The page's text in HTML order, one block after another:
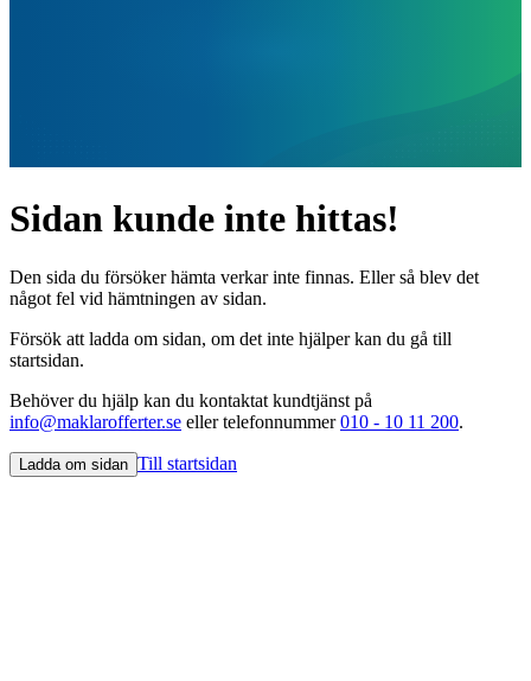
Sidan kunde inte hittas!
Den sida du försöker hämta verkar inte finnas. Eller så blev det
något fel vid hämtningen av sidan.
Försök att ladda om sidan, om det inte hjälper kan du gå till
startsidan.
Behöver du hjälp kan du kontaktat kundtjänst på
info@maklarofferter.se eller telefonnummer010 - 10 11 200.
Ladda om sidan Till startsidan